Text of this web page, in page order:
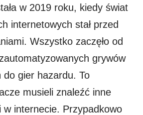
w 2019 roku, kiedy świat
internetowych stał przed
Wszystko zaczęło od
grywów
do gier hazardu. To
musieli znaleźć inne
w internecie. Przypadkowo